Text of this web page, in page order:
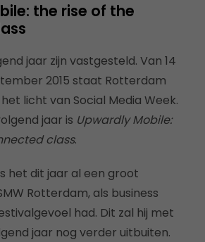
the rise of the
jaar zijn vastgesteld. Van 14
2015 staat Rotterdam
licht van Social Media Week.
jaar is Upwardly Mobile:
class.
het dit jaar al een groot
Rotterdam, als business
had. Dit zal hij met
jaar nog verder uitbuiten.